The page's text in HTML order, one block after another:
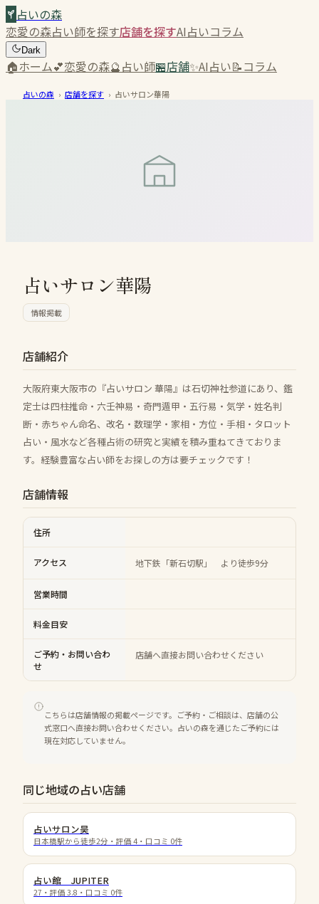
占いの森
恋愛の森占い師を探す店舗を探すAI占いコラム
Dark
🏠ホーム💕恋愛の森🔮占い師🏪店舗✨AI占い📝コラム
占いの森 › 店舗を探す › 占いサロン華陽
占いサロン華陽
情報掲載
店舗紹介
大阪府東大阪市の『占いサロン 華陽』は石切神社参道にあり、鑑
定士は四柱推命・六壬神易・奇門遁甲・五行易・気学・姓名判
断・赤ちゃん命名、改名・数理学・家相・方位・手相・タロット
占い・風水など各種占術の研究と実績を積み重ねてきておりま
す。経験豊富な占い師をお探しの方は要チェックです！
店舗情報
住所
アクセス 地下鉄「新石切駅」 より徒歩9分
営業時間
料金目安
ご予約・お問い合わ
せ
店舗へ直接お問い合わせください
こちらは店舗情報の掲載ページです。ご予約・ご相談は、店舗の公
式窓口へ直接お問い合わせください。占いの森を通じたご予約には
現在対応していません。
同じ地域の占い店舗
占いサロン昊
日本橋駅から徒歩2分 ・評価 4 ・口コミ 0件
占い館 JUPITER
27 ・評価 3.8 ・口コミ 0件